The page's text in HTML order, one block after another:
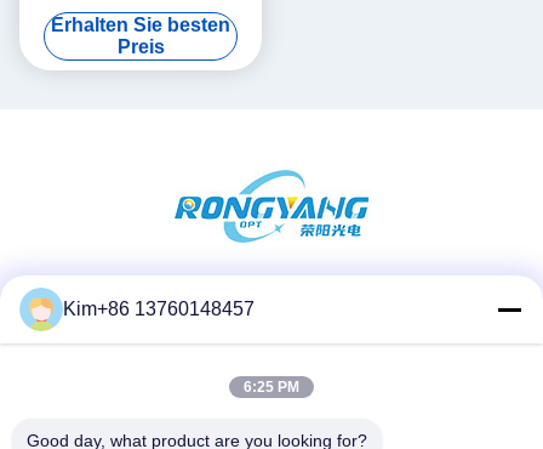
Mehrzweck
Erhalten Sie besten
Preis
Soziale Medien
Kim+86 13760148457
6:25 PM
Good day, what product are you looking for?